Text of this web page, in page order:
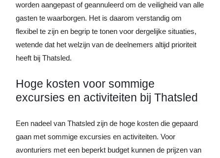
worden aangepast of geannuleerd om de veiligheid van alle
gasten te waarborgen. Het is daarom verstandig om
flexibel te zijn en begrip te tonen voor dergelijke situaties,
wetende dat het welzijn van de deelnemers altijd prioriteit
heeft bij Thatsled.
Hoge kosten voor sommige
excursies en activiteiten bij Thatsled
Een nadeel van Thatsled zijn de hoge kosten die gepaard
gaan met sommige excursies en activiteiten. Voor
avonturiers met een beperkt budget kunnen de prijzen van